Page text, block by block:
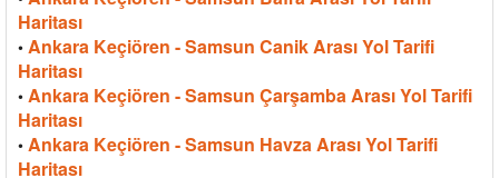
Haritası
• Ankara Keçiören - Samsun Canik Arası Yol Tarifi
Haritası
• Ankara Keçiören - Samsun Çarşamba Arası Yol Tarifi
Haritası
• Ankara Keçiören - Samsun Havza Arası Yol Tarifi
Haritası